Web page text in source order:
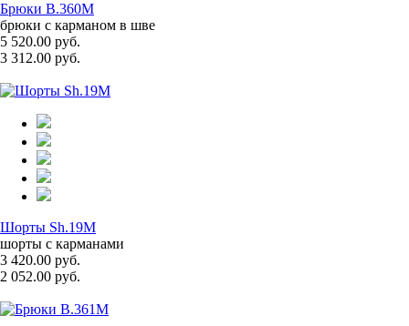
Брюки B.360M
брюки с карманом в шве
5 520.00 руб.
3 312.00 руб.
Шорты Sh.19M
шорты с карманами
3 420.00 руб.
2 052.00 руб.